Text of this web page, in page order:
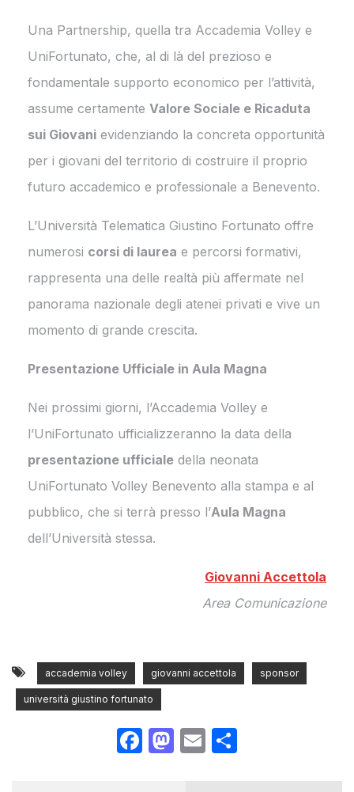
Una Partnership, quella tra Accademia Volley e
UniFortunato, che, al di là del prezioso e
fondamentale supporto economico per l’attività,
assume certamente Valore Sociale e Ricaduta
sui Giovani evidenziando la concreta opportunità
per i giovani del territorio di costruire il proprio
futuro accademico e professionale a Benevento.
L’Università Telematica Giustino Fortunato offre
numerosi corsi di laurea e percorsi formativi,
rappresenta una delle realtà più affermate nel
panorama nazionale degli atenei privati e vive un
momento di grande crescita.
Presentazione Ufficiale in Aula Magna
Nei prossimi giorni, l’Accademia Volley e
l’UniFortunato ufficializzeranno la data della
presentazione ufficiale della neonata
UniFortunato Volley Benevento alla stampa e al
pubblico, che si terrà presso l’Aula Magna
dell’Università stessa.
Giovanni Accettola
Area Comunicazione
accademia volley giovanni accettola sponsor
università giustino fortunato
Facebook
Mastodon
Email